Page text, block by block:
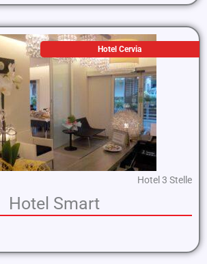
Hotel Cervia
Hotel 3 Stelle
Hotel Smart